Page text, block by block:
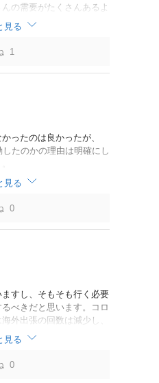
の需要がたくさんあるよ
見る
1
ったのは良かったが、
たのかの理由は明確にし
見る
0
すし、そもそも行く必要
べきだと思います。コロ
外出張の回数は減少し、
が普通になっています
費用対効果をキチンと周
。
見る
0